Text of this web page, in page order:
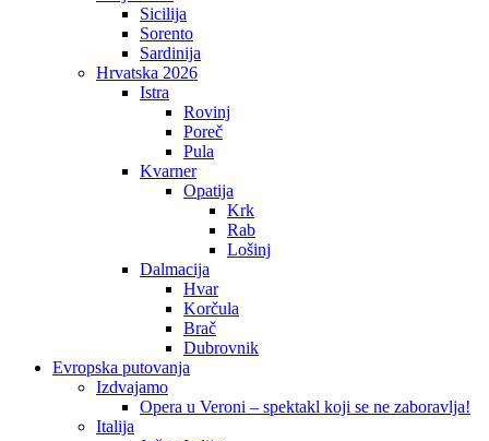
Sicilija
Sorento
Sardinija
Hrvatska 2026
Istra
Rovinj
Poreč
Pula
Kvarner
Opatija
Krk
Rab
Lošinj
Dalmacija
Hvar
Korčula
Brač
Dubrovnik
Evropska putovanja
Izdvajamo
Opera u Veroni – spektakl koji se ne zaboravlja!
Italija